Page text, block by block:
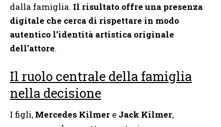
dalla famiglia. Il risultato offre una presenza
digitale che cerca di rispettare in modo
autentico l’identità artistica originale
dell’attore.
Il ruolo centrale della famiglia
nella decisione
I figli, Mercedes Kilmer e Jack Kilmer,